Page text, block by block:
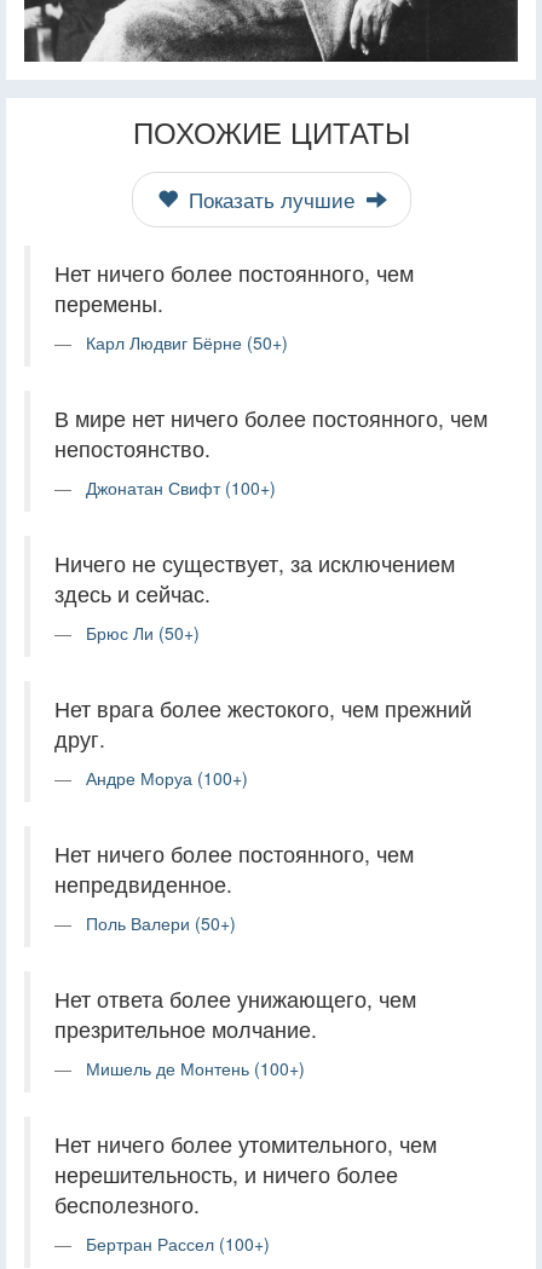
ПОХОЖИЕ ЦИТАТЫ
Показать лучшие
Нет ничего более постоянного, чем
перемены.
Карл Людвиг Бёрне (50+)
В мире нет ничего более постоянного, чем
непостоянство.
Джонатан Свифт (100+)
Ничего не существует, за исключением
здесь и сейчас.
Брюс Ли (50+)
Нет врага более жестокого, чем прежний
друг.
Андре Моруа (100+)
Нет ничего более постоянного, чем
непредвиденное.
Поль Валери (50+)
Нет ответа более унижающего, чем
презрительное молчание.
Мишель де Монтень (100+)
Нет ничего более утомительного, чем
нерешительность, и ничего более
бесполезного.
Бертран Рассел (100+)